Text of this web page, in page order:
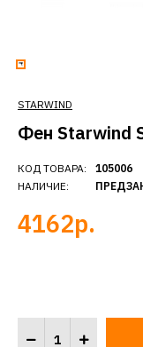
STARWIND
Фен Starwind
КОД ТОВАРА:
НАЛИЧИЕ:
105006
4162р.